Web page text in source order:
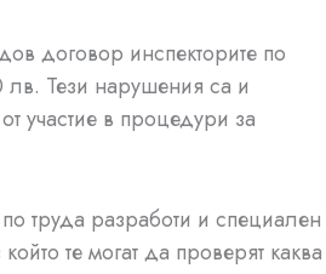
договор инспекторите по
лв. Тези нарушения са и
участие в процедури за
труда разработи и специален
те могат да проверят каква